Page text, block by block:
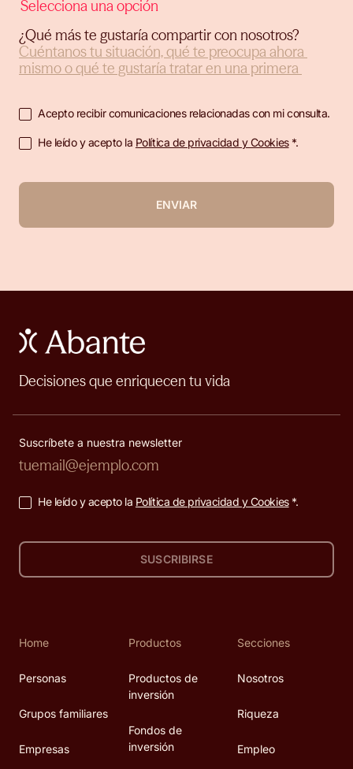
¿Qué más te gustaría compartir con nosotros?
Acepto recibir comunicaciones relacionadas con mi consulta.
He leído y acepto la Política de privacidad y Cookies*.
ENVIAR
Decisiones que enriquecen tu vida
Suscríbete a nuestra newsletter
He leído y acepto la Política de privacidad y Cookies*.
SUSCRIBIRSE
Home
Personas
Grupos familiares
Empresas
Productos
Productos de
inversión
Fondos de
inversión
Secciones
Nosotros
Riqueza
Empleo